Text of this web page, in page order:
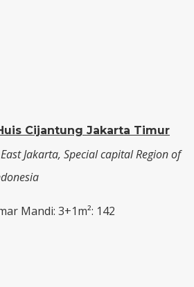
Cijantung Jakarta Timur
Jakarta, Special capital Region of
Mandi: 3+1m²: 142